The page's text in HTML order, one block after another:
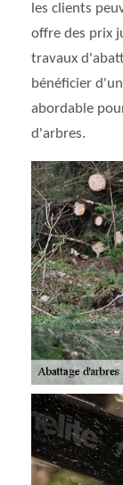
les clients
offre des prix
travaux
bénéficier
abordable
d'arbres.